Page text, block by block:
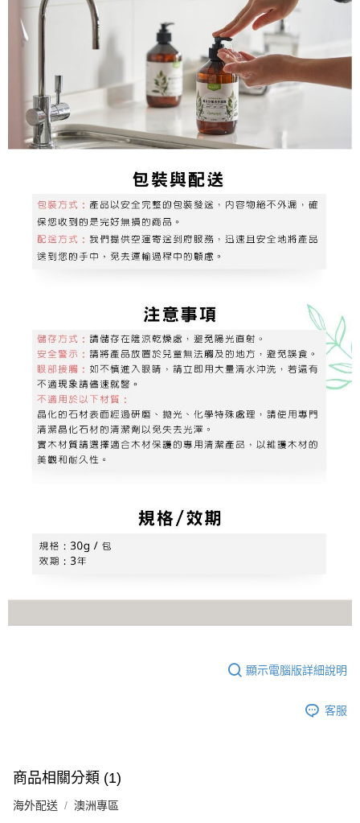
顯示電腦版詳細說明
客服
商品相關分類 (1)
海外配送 澳洲專區